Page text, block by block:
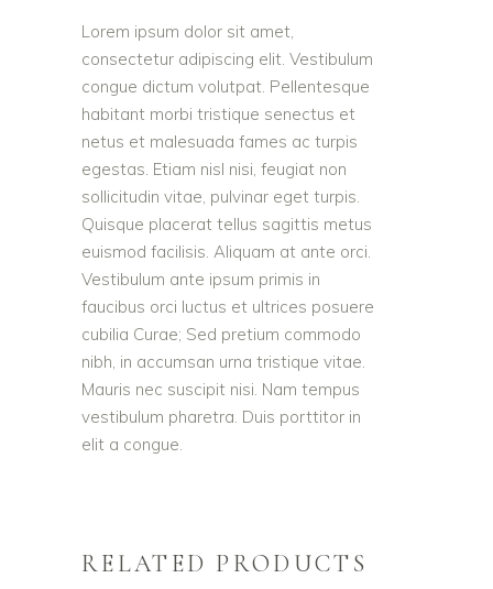
Lorem ipsum dolor sit amet,
consectetur adipiscing elit. Vestibulum
congue dictum volutpat. Pellentesque
habitant morbi tristique senectus et
netus et malesuada fames ac turpis
egestas. Etiam nisl nisi, feugiat non
sollicitudin vitae, pulvinar eget turpis.
Quisque placerat tellus sagittis metus
euismod facilisis. Aliquam at ante orci.
Vestibulum ante ipsum primis in
faucibus orci luctus et ultrices posuere
cubilia Curae; Sed pretium commodo
nibh, in accumsan urna tristique vitae.
Mauris nec suscipit nisi. Nam tempus
vestibulum pharetra. Duis porttitor in
elit a congue.
RELATED PRODUCTS